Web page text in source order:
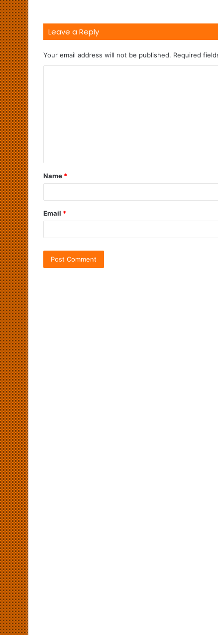
Leave a Reply
Your email address will not be published. Required
Name *
Email *